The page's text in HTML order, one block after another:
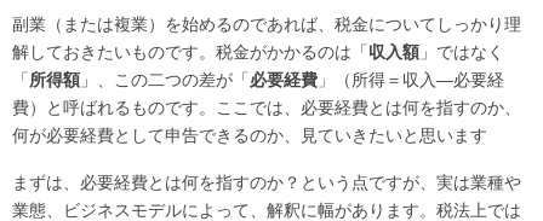
副業（または複業）を始めるのであれば、税金についてしっかり理
解しておきたいものです。税金がかかるのは「収入額」ではなく
「所得額」、この二つの差が「必要経費 」（所得＝収入―必要経
費）と呼ばれるものです。ここでは、必要経費とは何を指すのか、
何が必要経費として申告できるのか、見ていきたいと思います
まずは、必要経費とは何を指すのか？という点ですが、実は業種や
業態、ビジネスモデルによって、解釈に幅があります。税法上では